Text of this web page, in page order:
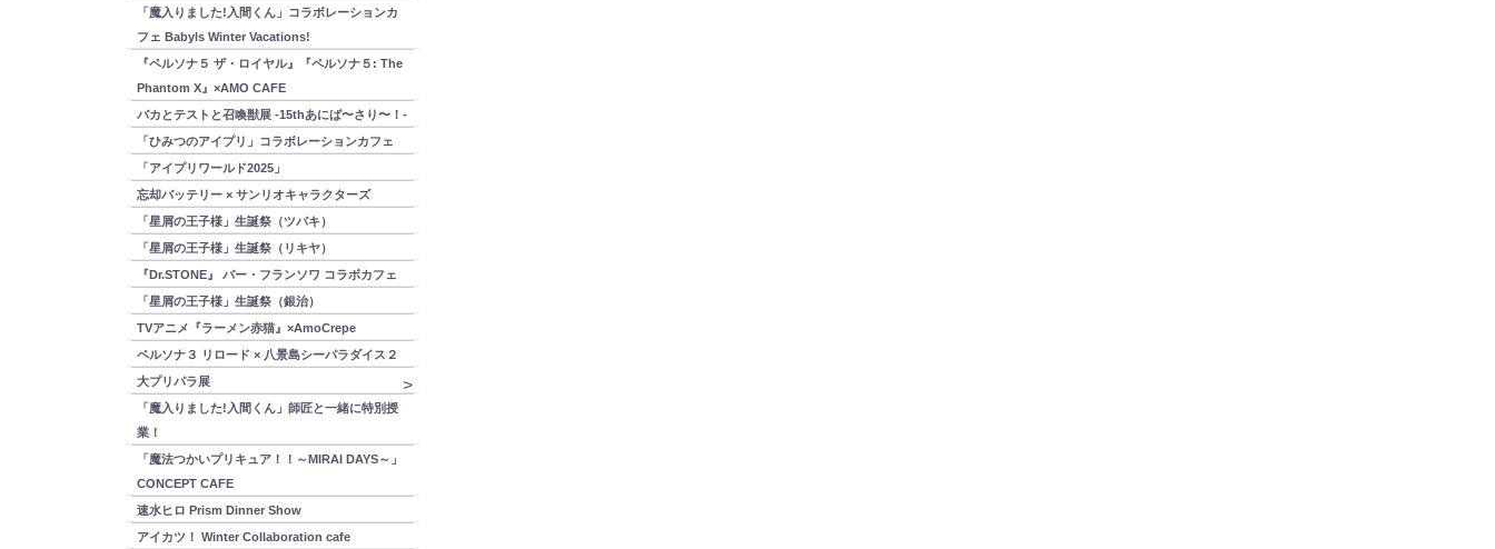
「魔入りました!入間くん」コラボレーションカ
フェ Babyls Winter Vacations!
『ペルソナ５ ザ・ロイヤル』『ペルソナ５: The
Phantom X』×AMO CAFE
バカとテストと召喚獣展 -15thあにば〜さり〜！-
「ひみつのアイプリ」コラボレーションカフェ
「アイプリワールド2025」
忘却バッテリー × サンリオキャラクターズ
「星屑の王子様」生誕祭（ツバキ）
「星屑の王子様」生誕祭（リキヤ）
『Dr.STONE』 バー・フランソワ コラボカフェ
「星屑の王子様」生誕祭（銀治）
TVアニメ『ラーメン赤猫』×AmoCrepe
ペルソナ３ リロード × 八景島シーパラダイス２
大プリパラ展
「魔入りました!入間くん」師匠と一緒に特別授
業！
「魔法つかいプリキュア！！～MIRAI DAYS～」
CONCEPT CAFE
速水ヒロ Prism Dinner Show
アイカツ！ Winter Collaboration cafe